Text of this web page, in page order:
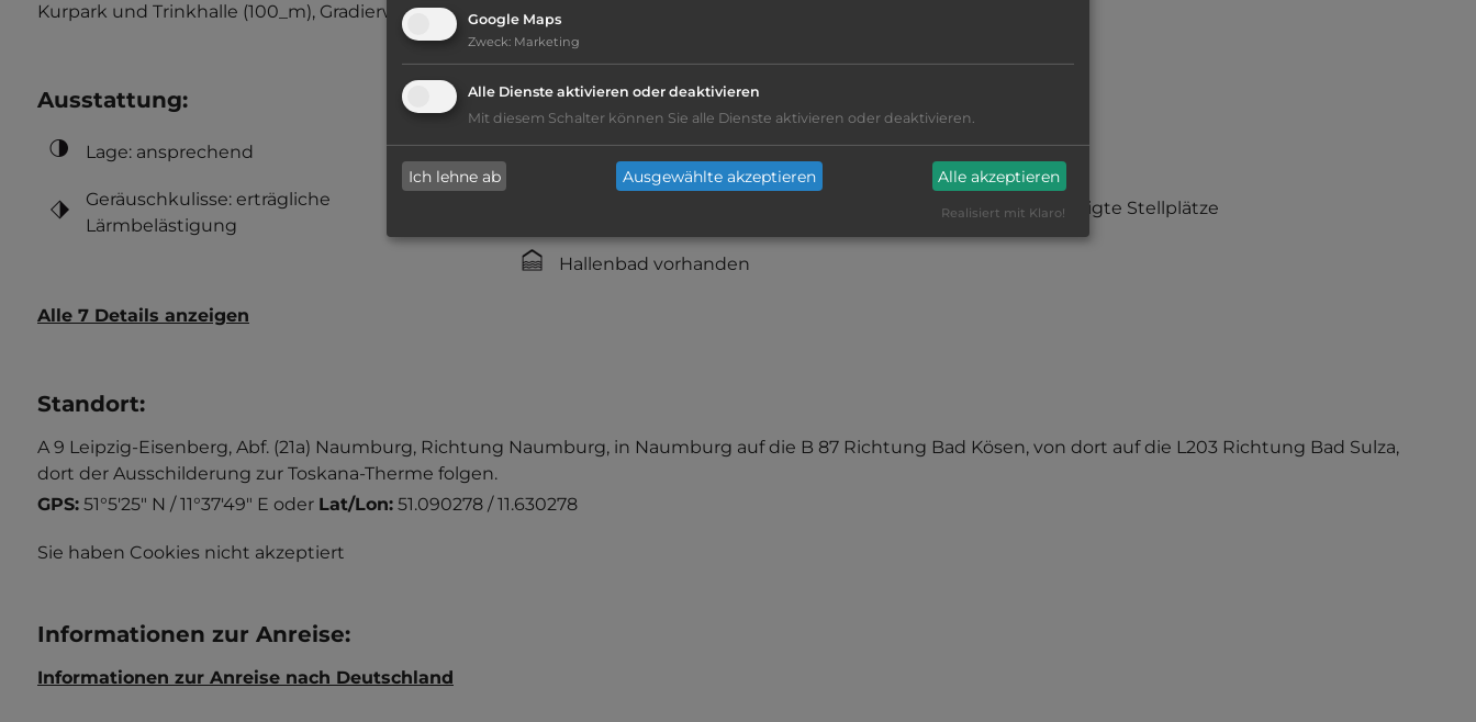
Kurpark und Trinkhalle (100_m), Gradierwerk Louise (700_m).
Ausstattung:
Lage: ansprechend
Geräuschkulisse: erträgliche
Lärmbelästigung
Lebensmittelverkauf(100m)
Hallenbad vorhanden
Sauna
befestigte Stellplätze
Alle 7 Details anzeigen
Standort:
A 9 Leipzig-Eisenberg, Abf. (21a) Naumburg, Richtung Naumburg, in Naumburg auf die B 87 Richtung Bad Kösen, von dort auf die L203 Richtung Bad Sulza,
dort der Ausschilderung zur Toskana-Therme folgen.
GPS: 51°5'25" N / 11°37'49" E oder Lat/Lon: 51.090278 / 11.630278
Sie haben Cookies nicht akzeptiert
Informationen zur Anreise:
Informationen zur Anreise nach Deutschland
Google Maps
Zweck: Marketing
Alle Dienste aktivieren oder deaktivieren
Mit diesem Schalter können Sie alle Dienste aktivieren oder deaktivieren.
Ich lehne ab Ausgewählte akzeptieren Alle akzeptieren
Realisiert mit Klaro!